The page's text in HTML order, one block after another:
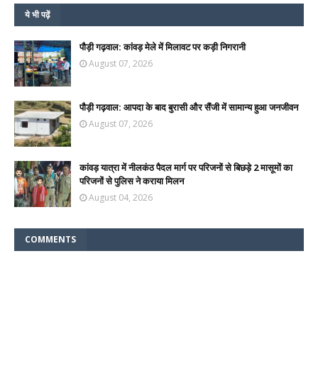
ये भी पढ़ें
पौड़ी गढ़वाल: कांवड़ मेले में मिलावट पर कड़ी निगरानी
August 07, 2026
पौड़ी गढ़वाल: आपदा के बाद बुरासी और सैंजी में सामान्य हुआ जनजीवन
August 07, 2026
कांवड़ यात्रा में नीलकंठ पैदल मार्ग पर परिजनों से बिछड़े 2 मासूमों का
परिजनों से पुलिस ने कराया मिलन
August 04, 2026
COMMENTS